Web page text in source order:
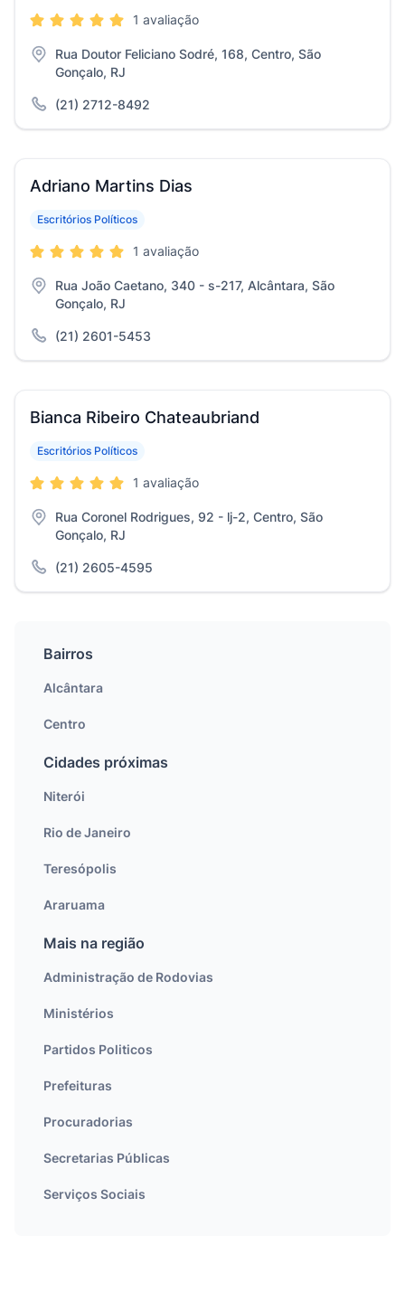
1 avaliação
Rua Doutor Feliciano Sodré, 168, Centro, São
Gonçalo, RJ
(21) 2712-8492
Adriano Martins Dias
Escritórios Políticos
1 avaliação
Rua João Caetano, 340 - s-217, Alcântara, São
Gonçalo, RJ
(21) 2601-5453
Bianca Ribeiro Chateaubriand
Escritórios Políticos
1 avaliação
Rua Coronel Rodrigues, 92 - lj-2, Centro, São
Gonçalo, RJ
(21) 2605-4595
Bairros
Alcântara
Centro
Cidades próximas
Niterói
Rio de Janeiro
Teresópolis
Araruama
Mais na região
Administração de Rodovias
Ministérios
Partidos Politicos
Prefeituras
Procuradorias
Secretarias Públicas
Serviços Sociais